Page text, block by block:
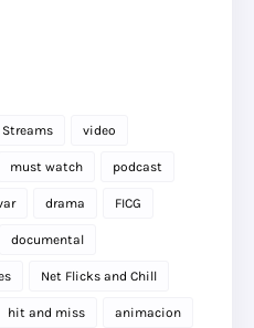
Streams video
must watch podcast
drama FICG
documental
Net Flicks and Chill
hit and miss animacion